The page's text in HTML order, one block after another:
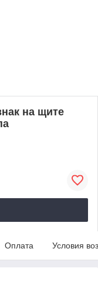
на щите
Оплата Условия